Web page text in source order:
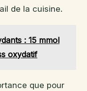
de la cuisine.
: 15 mmol
oxydatif
que pour